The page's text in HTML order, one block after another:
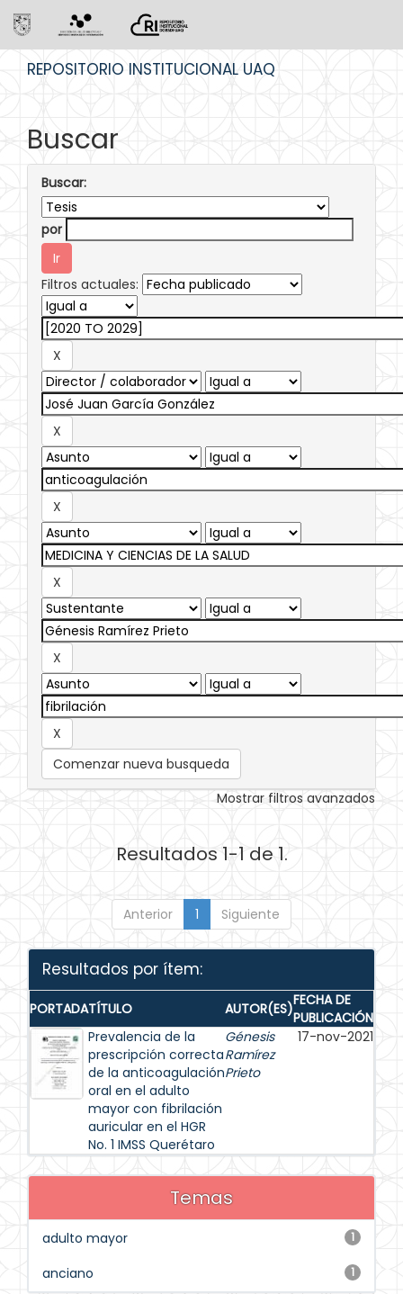
REPOSITORIO INSTITUCIONAL UAQ
Buscar
Buscar:
por
Filtros actuales:
Comenzar nueva busqueda
Mostrar filtros avanzados
Resultados 1-1 de 1.
Anterior 1 Siguiente
Resultados por ítem:
PORTADATÍTULO AUTOR(ES)FECHA DE
PUBLICACIÓN
Prevalencia de la
prescripción correcta
de la anticoagulación
oral en el adulto
mayor con fibrilación
auricular en el HGR
No. 1 IMSS Querétaro
Génesis
Ramírez
Prieto
17-nov-2021
Temas
1
adulto mayor
1
anciano